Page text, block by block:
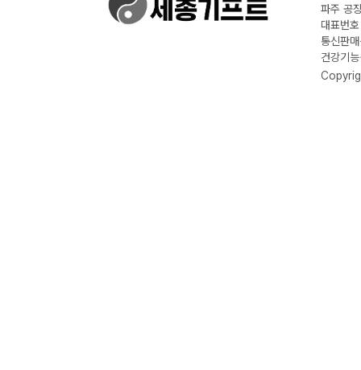
파주 공
대표번
통신판
건강기